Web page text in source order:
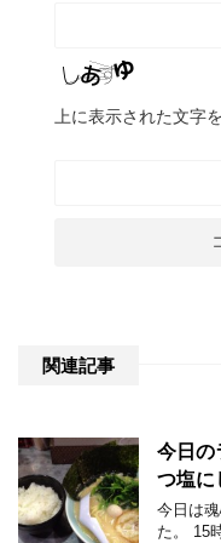
上に表示された文字
関連記事
今日の
つ塩に
今日は
た。 15